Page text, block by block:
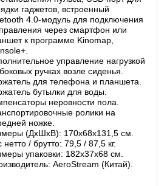
гаджетов, встроенный
4.0-модуль для подключения
через смартфон или
к программе Kinomap,
управление нагрузкой
ручках возле сиденья.
для телефона и планшета.
бутылки для воды.
неровности пола.
ролики на
ножке.
(ДхШхВ): 170х68х131,5 cм.
нетто / брутто: 79,5 / 87,5 кг.
упаковки: 182х37х68 см.
AeroStream (Китай).